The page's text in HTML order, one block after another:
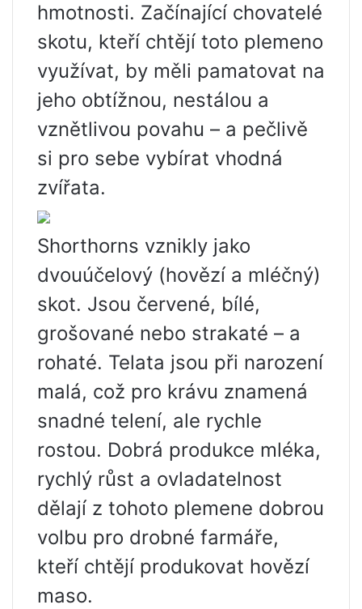
hmotnosti. Začínající chovatelé
skotu, kteří chtějí toto plemeno
využívat, by měli pamatovat na
jeho obtížnou, nestálou a
vznětlivou povahu – a pečlivě
si pro sebe vybírat vhodná
zvířata.
Shorthorns vznikly jako
dvouúčelový (hovězí a mléčný)
skot. Jsou červené, bílé,
grošované nebo strakaté – a
rohaté. Telata jsou při narození
malá, což pro krávu znamená
snadné telení, ale rychle
rostou. Dobrá produkce mléka,
rychlý růst a ovladatelnost
dělají z tohoto plemene dobrou
volbu pro drobné farmáře,
kteří chtějí produkovat hovězí
maso.